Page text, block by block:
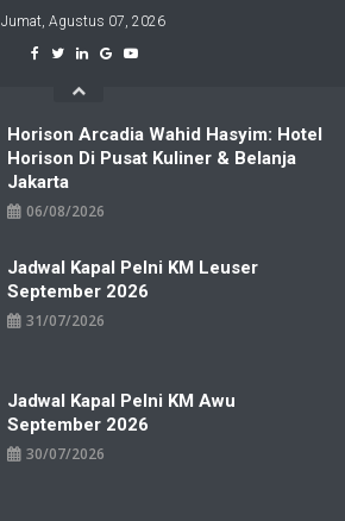
Jumat, Agustus 07, 2026
Horison Arcadia Wahid Hasyim: Hotel
Horison Di Pusat Kuliner & Belanja
Jakarta
06/08/2026
Jadwal Kapal Pelni KM Leuser
September 2026
31/07/2026
Jadwal Kapal Pelni KM Awu
September 2026
30/07/2026